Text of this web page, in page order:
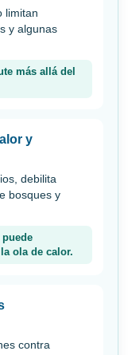
limitan
y algunas
más allá del
y
debilita
bosques y
ola de calor.
contra